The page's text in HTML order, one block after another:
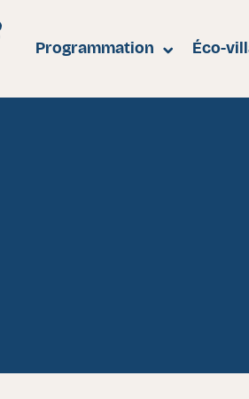
Festival Terres du Son
Programmation Éco-